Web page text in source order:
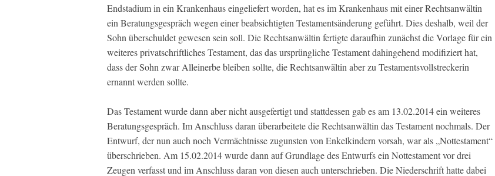
Endstadium in ein Krankenhaus eingeliefert worden, hat es im Krankenhaus mit einer Rechtsanwältin
ein Beratungsgespräch wegen einer beabsichtigten Testamentsänderung geführt. Dies deshalb, weil der
Sohn überschuldet gewesen sein soll. Die Rechtsanwältin fertigte daraufhin zunächst die Vorlage für ein
weiteres privatschriftliches Testament, das das ursprüngliche Testament dahingehend modifiziert hat,
dass der Sohn zwar Alleinerbe bleiben sollte, die Rechtsanwältin aber zu Testamentsvollstreckerin
ernannt werden sollte.
Das Testament wurde dann aber nicht ausgefertigt und stattdessen gab es am 13.02.2014 ein weiteres
Beratungsgespräch. Im Anschluss daran überarbeitete die Rechtsanwältin das Testament nochmals. Der
Entwurf, der nun auch noch Vermächtnisse zugunsten von Enkelkindern vorsah, war als „Nottestament“
überschrieben. Am 15.02.2014 wurde dann auf Grundlage des Entwurfs ein Nottestament vor drei
Zeugen verfasst und im Anschluss daran von diesen auch unterschrieben. Die Niederschrift hatte dabei